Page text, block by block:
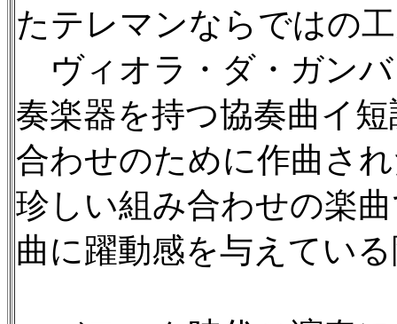
たテレマンならではの
ヴィオラ・ダ・ガン
奏楽器を持つ協奏曲イ
合わせのために作曲さ
珍しい組み合わせの楽
曲に躍動感を与えてい